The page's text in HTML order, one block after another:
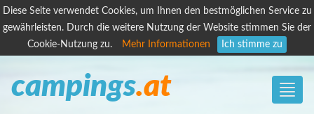
Diese Seite verwendet Cookies, um Ihnen den bestmöglichen Service zu
gewährleisten. Durch die weitere Nutzung der Website stimmen Sie der
Cookie-Nutzung zu.
Mehr Informationen Ich stimme zu
Toggle
campings.at